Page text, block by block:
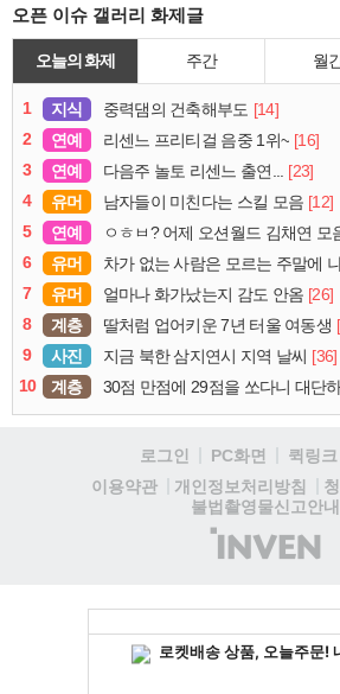
오픈 이슈 갤러리 화제글
오늘의 화제 주간 월
1 지식 중력댐의 건축해부도 [14]
2
연예 리센느 프리티걸 음중 1위~ [16]
3
연예 다음주 놀토 리센느 출연... [23]
4
유머 남자들이 미친다는 스킬 모음 [12]
5
연예 ㅇㅎㅂ? 어제 오션월드 김채연 모
6
유머 차가 없는 사람은 모르는 주말에
7
유머 얼마나 화가났는지 감도 안옴 [26]
8
계층 딸처럼 업어키운 7년 터울 여동생
9
사진 지금 북한 삼지연시 지역 날씨 [36]
10
계층 30점 만점에 29점을 쏘다니 대단
로그인 PC화면 퀵링크
이용약관
개인정보처리방침
불법촬영물신고안내
(주)
인